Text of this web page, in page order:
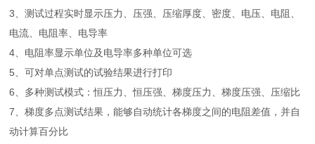
3、测试过程实时显示压力、压强、压缩厚度、密度、电压、电阻、
电流、电阻率、电导率
4、电阻率显示单位及电导率多种单位可选
5、可对单点测试的试验结果进行打印
6、多种测试模式：恒压力、恒压强、梯度压力、梯度压强、压缩比
7、梯度多点测试结果，能够自动统计各梯度之间的电阻差值，并自
动计算百分比